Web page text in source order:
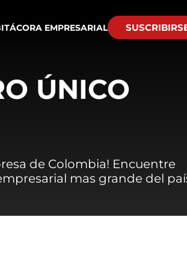
EMPRESARIAL
ÚNICO
de Colombia! Encuentre
mas grande del